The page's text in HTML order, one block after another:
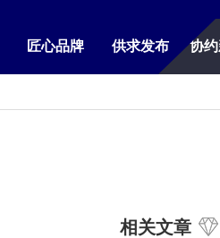
匠心品牌 供求发布 协
相关文章